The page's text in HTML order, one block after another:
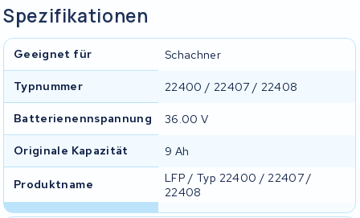
Spezifikationen
Geeignet für Schachner
Typnummer 22400 / 22407 / 22408
Batterienennspannung 36.00 V
Originale Kapazität 9 Ah
Produktname
LFP / Typ 22400 / 22407 /
22408